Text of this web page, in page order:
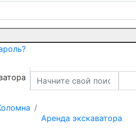
Аренда экскаватора